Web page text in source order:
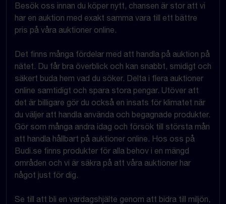
Besök oss innan du köper nytt, chansen är stor att vi
har en auktion med exakt samma vara till ett bättre
pris på våra auktioner online.
Det finns många fördelar med att handla på auktion på
nätet. Du får bra överblick och kan snabbt, smidigt och
säkert buda hem vad du söker. Delta i flera auktioner
online samtidigt och spara stora pengar. Utöver att
det är billigare gör du också en insats för klimatet när
du väljer att handla använda och begagnade produkter.
Gör som många andra idag och försök till största mån
att handla hållbart på auktioner online. Hos oss på
Budi.se finns produkter för alla behov i en mängd
områden och vi är säkra på att våra auktioner har
något just för dig.
Se till att bli en vardagshjälte genom att bidra till miljön,